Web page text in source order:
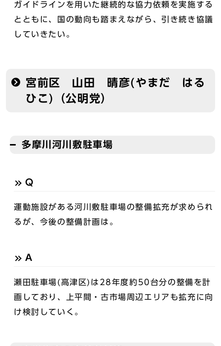
ガイドラインを用いた継続的な協力依頼を実施する
とともに、国の動向も踏まえながら、引き続き協議
していきたい。
宮前区 山田 晴彦(やまだ はる
ひこ)（公明党）
多摩川河川敷駐車場
Q
運動施設がある河川敷駐車場の整備拡充が求められ
るが、今後の整備計画は。
A
瀬田駐車場(高津区)は28年度約50台分の整備を計
画しており、上平間・古市場周辺エリアも拡充に向
け検討していく。